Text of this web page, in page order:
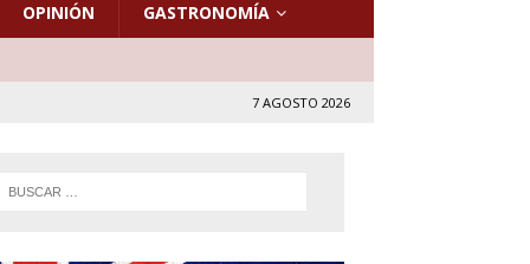
OPINIÓN GASTRONOMÍA
7 AGOSTO 2026